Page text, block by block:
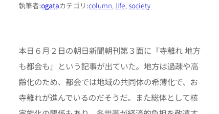
執筆者:ogataカテゴリ:column, life, society
本日６月２日の朝日新聞朝刊第３面に『寺離れ 地方
も都会も』という記事が出ていた。地方は過疎や高
齢化のため、都会では地域の共同体の希薄化で、お
寺離れが進んでいるのだそうだ。また総体として核